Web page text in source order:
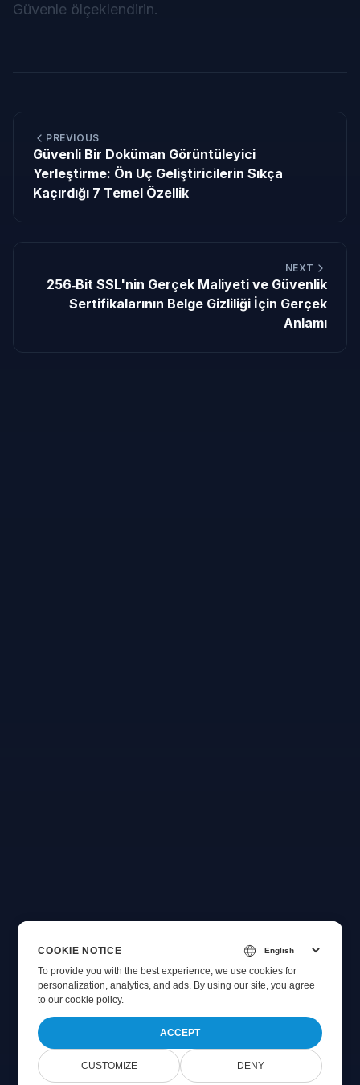
Güvenle ölçeklendirin.
PREVIOUS
Güvenli Bir Doküman Görüntüleyici
Yerleştirme: Ön Uç Geliştiricilerin Sıkça
Kaçırdığı 7 Temel Özellik
NEXT
256‑Bit SSL'nin Gerçek Maliyeti ve Güvenlik
Sertifikalarının Belge Gizliliği İçin Gerçek
Anlamı
COOKIE NOTICE
To provide you with the best experience, we use cookies for
personalization, analytics, and ads. By using our site, you agree
toour cookie policy.
ACCEPT
CUSTOMIZE DENY